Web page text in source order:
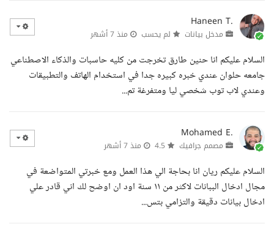
Haneen T.
مدخل بيانات لم يحسب منذ 7 أشهر
السلام عليكم انا حنين طارق تخرجت من كليه حاسبات والذكاء الاصطناعي
جامعه حلوان عندي خبره كبيره جدا في استخدام الهاتف والتطبيقات
وعندي لاب توب شخصي ليا ومتفرغة تم...
Mohamed E.
مصمم جرافيك منذ 7 أشهر
السلام عليكم ريان انا بحاجة الي هذا العمل ومع خبرتي المتواضعة في
مجال ادخال الببانات لاكثر من ١١ سنة اود ان اوضح لك اني قادر علي
ادخال بيانات دقيقة والتزامي بتس...